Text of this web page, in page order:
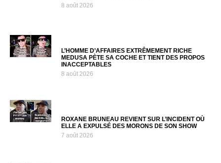
8 août 2026
L’HOMME D’AFFAIRES EXTRÊMEMENT RICHE
MEDUSA PÈTE SA COCHE ET TIENT DES PROPOS
INACCEPTABLES
8 août 2026
ROXANE BRUNEAU REVIENT SUR L’INCIDENT OÙ
ELLE A EXPULSÉ DES MORONS DE SON SHOW
7 août 2026